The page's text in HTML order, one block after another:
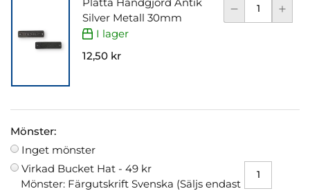
Silver Metall 30mm
I lager
12,50 kr
Mönster:
Inget mönster
Virkad Bucket Hat - 49 kr
Mönster: Färgutskrift Svenska (Säljs endast